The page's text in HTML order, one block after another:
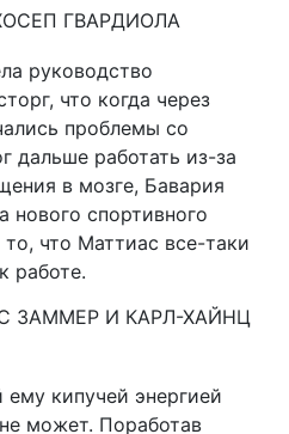
ГВАРДИОЛА
руководство
что когда через
проблемы со
дальше работать из-за
в мозге, Бавария
нового спортивного
что Маттиас все-таки
работе.
ЗАММЕР И КАРЛ-ХАЙНЦ
кипучей энергией
может. Поработав